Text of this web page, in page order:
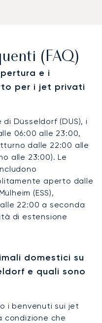
(FAQ)
e i
per i jet privati
Düsseldorf (DUS), i
06:00 alle 23:00,
dalle 22:00 alle
alle 23:00). Le
aperto dalle
(ESS),
22:00 a seconda
di estensione
domestici su
e quali sono
i benvenuti sui jet
condizione che